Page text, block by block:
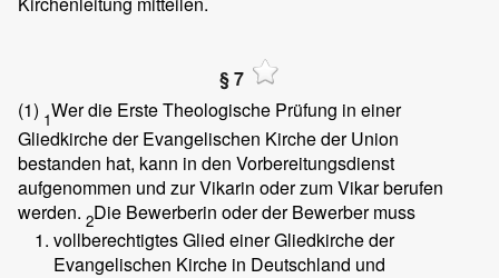
§ 7
(1) 1Wer die Erste Theologische Prüfung in einer
Gliedkirche der Evangelischen Kirche der Union
bestanden hat, kann in den Vorbereitungsdienst
aufgenommen und zur Vikarin oder zum Vikar berufen
werden. 2Die Bewerberin oder der Bewerber muss
vollberechtigtes Glied einer Gliedkirche der
Evangelischen Kirche in Deutschland und